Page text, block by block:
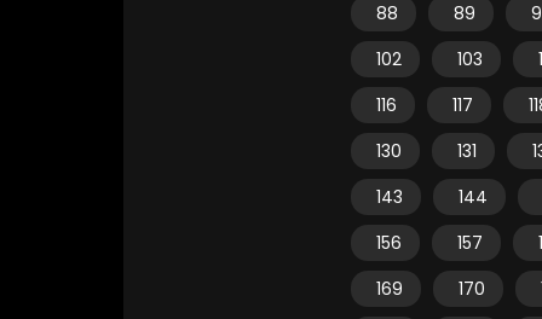
88
89
102
103
116
117
130
131
143
144
156
157
169
170